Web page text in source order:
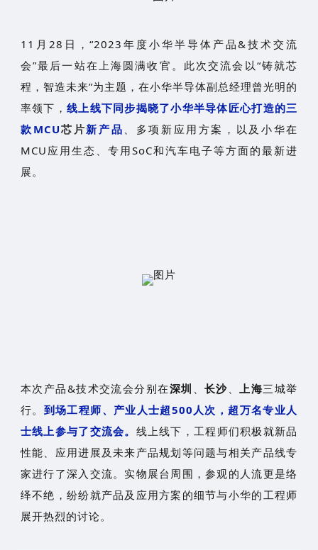
11月28日，“2023年度小华半导体产品&技术交流
会”最后一站在上海圆满收官。此次交流会以“铸就芯
程，智造未来”为主题，在小华半导体副总经理曾光明的
率领下， 线上线下同步揭晓了小华半导体匠心打造的三
款MCU芯片新产品 、多项新应用方案，以及小华在
MCU应用生态、专用SoC和汽车电子等方面的最新进
展。
本次产品&技术交流会分别在深圳 、长沙、上海三城举
行。 到场工程师、产业人士超500人次，超万名专业人
士线上参与了交流会。 线上线下，工程师们积极就新品
性能、应用进展及未来产品规划等问题与相关产品线专
家进行了深入交流。实物展台周围，参观的人流更是络
绎不绝，纷纷就产品及应用方案的细节与小华的工程师
展开热烈的讨论。